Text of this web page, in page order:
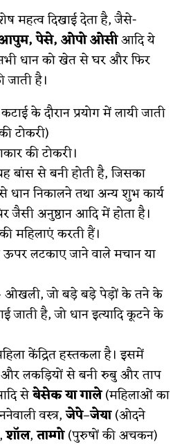
महत्व दिखाई देता है, जैसे-
आपुम, पेसे, ओपो ओसीआदि ये
धान को खेत से घर और फिर
है।
के दौरान प्रयोग में लायी जाती
टोकरी)
की टोकरी।
बांस से बनी होती है, जिसका
धान निकालने तथा अन्य शुभ कार्य
जैसी अनुष्ठान आदि में होता है।
महिलाएं करती हैं।
लटकाए जाने वाले मचान या
ओखली, जो बड़े बड़े पेड़ों के तने के
जाती है, जो धान इत्यादि कूटने के
केंद्रित हस्तकला है। इसमें
और लकड़ियों से बनी रुबु और ताप
सेबेसेक या गाले(महिलाओं का
वस्त्र,जेपे–जेया(ओदने
शॉल,ताम्गो(पुरुषों की अचकन)